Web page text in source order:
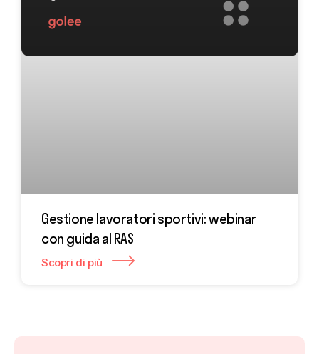
Gestione lavoratori sportivi: webinar
con guida al RAS
Scopri di più